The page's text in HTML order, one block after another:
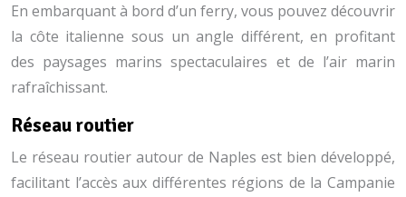
En embarquant à bord d’un ferry, vous pouvez découvrir
la côte italienne sous un angle différent, en profitant
des paysages marins spectaculaires et de l’air marin
rafraîchissant.
Réseau routier
Le réseau routier autour de Naples est bien développé,
facilitant l’accès aux différentes régions de la Campanie